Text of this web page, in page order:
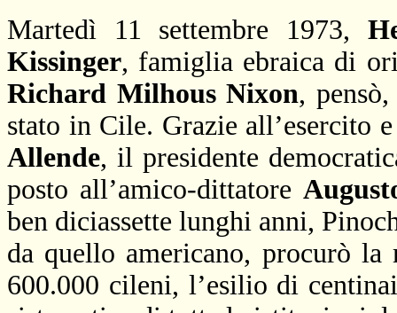
Martedì 11 settembre 1973,
Kissinger, famiglia ebraica di
Richard Milhous Nixon,
stato in Cile. Grazie all’esercito
Allende, il presidente
posto all’amico-dittatore
ben diciassette lunghi anni,
da quello americano, procurò
600.000 cileni, l’esilio di